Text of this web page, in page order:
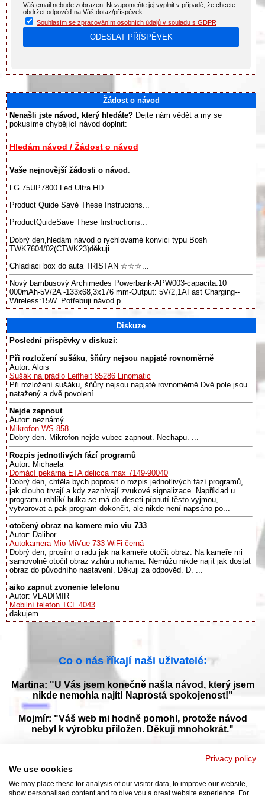
Váš email nebude zobrazen. Nezapomeňte jej vyplnit v případě, že chcete
obdržet odpověď na Váš dotaz/příspěvek.
Souhlasím se zpracováním osobních údajů v souladu s GDPR
Žádost o návod
Nenašli jste návod, který hledáte? Dejte nám vědět a my se
pokusíme chybějící návod doplnit:
Hledám návod / Žádost o návod
Vaše nejnovější žádosti o návod :
LG 75UP7800 Led Ultra HD...
Product Quide Savé These Instrucions...
ProductQuideSave These Instructions...
Dobrý den,hledám návod o rychlovarné konvici typu Bosh
TWK7604/02(CTWK23)děkuji...
Chladiaci box do auta TRISTAN ☆☆☆...
Nový bambusový Archimedes Powerbank-APW003-capacita:10
000mAh-5V/2A -133x68,3x176 mm-Output: 5V/2,1AFast Charging--
Wireless:15W. Potřebuji návod p...
Diskuze
Poslední příspěvky v diskuzi:
Při rozložení sušáku, šňůry nejsou napjaté rovnoměrně
Autor: Alois
Sušák na prádlo Leifheit 85286 Linomatic
Při rozložení sušáku, šňůry nejsou napjaté rovnoměrně Dvě pole jsou
natažený a dvě povolení ...
Nejde zapnout
Autor: neznámý
Mikrofon WS-858
Dobry den. Mikrofon nejde vubec zapnout. Nechapu. ...
Rozpis jednotlivých fází programů
Autor: Michaela
Domácí pekárna ETA delicca max 7149-90040
Dobrý den, chtěla bych poprosit o rozpis jednotlivých fází programů,
jak dlouho trvají a kdy zaznívají zvukové signalizace. Například u
programu rohlík/ bulka se má do deseti pípnutí těsto vyjmou,
vytvarovat a pak program dokončit, ale nikde není napsáno po...
otočený obraz na kamere mio viu 733
Autor: Dalibor
Autokamera Mio MiVue 733 WiFi černá
Dobrý den, prosím o radu jak na kameře otočit obraz. Na kameře mi
samovolně otočil obraz vzhůru nohama. Nemůžu nikde najít jak dostat
obraz do původního nastavení. Děkuji za odpověd. D. ...
aiko zapnut zvonenie telefonu
Autor: VLADIMIR
Mobilní telefon TCL 4043
dakujem...
Co o nás říkají naši uživatelé:
Martina: "U Vás jsem konečně našla návod, který jsem
nikde nemohla najít! Naprostá spokojenost!"
Mojmír: "Váš web mi hodně pomohl, protože návod
nebyl k výrobku přiložen. Děkuji mnohokrát."
Privacy policy
We use cookies
We may place these for analysis of our visitor data, to improve our website,
show personalised content and to give you a great website experience. For